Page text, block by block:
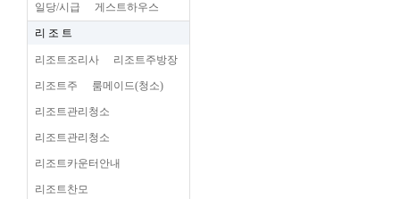
일당/시급 게스트하우스
리 조 트
리조트조리사 리조트주방장
리조트주 룸메이드(청소)
리조트관리청소
리조트관리청소
리조트카운터안내
리조트찬모